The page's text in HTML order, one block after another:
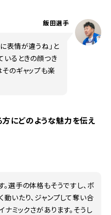
表情が違うね」と
いるときの顔つき
のギャップも楽
飯田選手
にどのような魅力を伝え
選手の体格もそうですし、ボ
いたり、ジャンプして奪い合
ナミックさがあります。そうし